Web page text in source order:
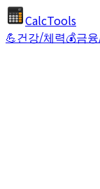
CalcTools
💪건강/체력💰금